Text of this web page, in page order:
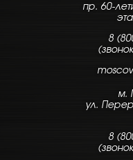
пр. 60-
8
м.
ул.
8